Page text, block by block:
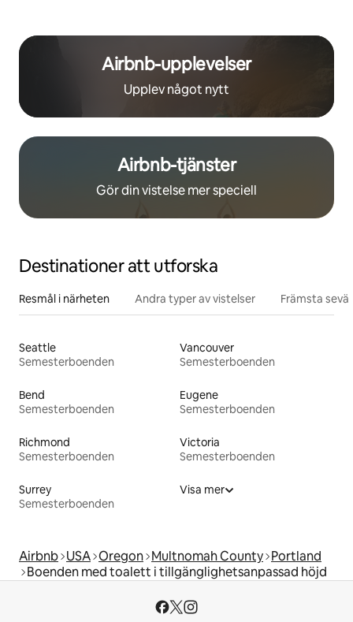
Airbnb-upplevelser
Upplev något nytt
Airbnb-tjänster
Gör din vistelse mer speciell
Destinationer att utforska
Resmål i närheten Andra typer av vistelser Främsta
Seattle
Semesterboenden
Vancouver
Semesterboenden
Bend
Semesterboenden
Eugene
Semesterboenden
Richmond
Semesterboenden
Victoria
Semesterboenden
Surrey
Semesterboenden
Visa mer
Airbnb USA Oregon Multnomah County Portland
Boenden med toalett i tillgänglighetsanpassad höjd